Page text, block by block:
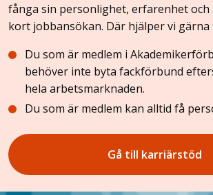
fånga sin personlighet, erfarenhet
kort jobbansökan. Där hjälper vi gärna
Du som är medlem i
behöver inte byta fackförbund
hela arbetsmarknaden.
Du som är medlem kan alltid få
Gå till karriärstöd